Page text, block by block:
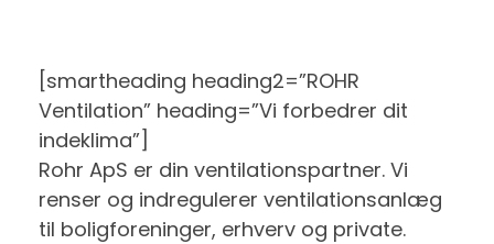
[smartheading heading2=”ROHR
Ventilation” heading=”Vi forbedrer dit
indeklima”]
Rohr ApS er din ventilationspartner. Vi
renser og indregulerer ventilationsanlæg
til boligforeninger, erhverv og private.